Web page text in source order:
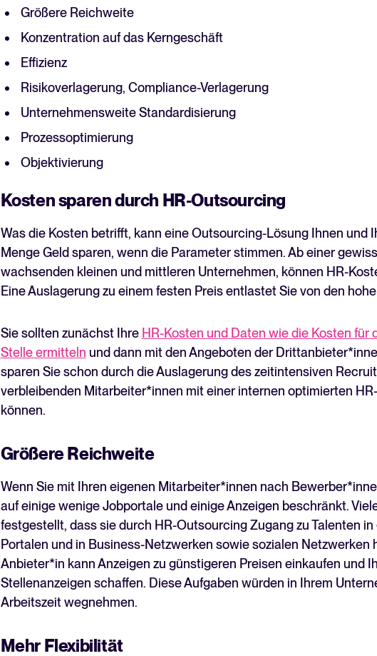
Größere Reichweite
Konzentration auf das Kerngeschäft
Effizienz
Risikoverlagerung, Compliance-Verlagerung
Unternehmensweite Standardisierung
Prozessoptimierung
Objektivierung
Kosten sparen durch HR-Outsourcing
Was die Kosten betrifft, kann eine Outsourcing-Lösung Ihnen und
Menge Geld sparen, wenn die Parameter stimmen. Ab einer
wachsenden kleinen und mittleren Unternehmen, können HR-
Eine Auslagerung zu einem festen Preis entlastet Sie von den
Sie sollten zunächst Ihre HR-Kosten und Daten wie die Kosten für
Stelle ermitteln und dann mit den Angeboten der
sparen Sie schon durch die Auslagerung des zeitintensiven
verbleibenden Mitarbeiter*innen mit einer internen optimierten
können.
Größere Reichweite
Wenn Sie mit Ihren eigenen Mitarbeiter*innen nach
auf einige wenige Jobportale und einige Anzeigen beschränkt.
festgestellt, dass sie durch HR-Outsourcing Zugang zu Talenten
Portalen und in Business-Netzwerken sowie sozialen Netzwerken
Anbieter*in kann Anzeigen zu günstigeren Preisen einkaufen und
Stellenanzeigen schaffen. Diese Aufgaben würden in Ihrem
Arbeitszeit wegnehmen.
Mehr Flexibilität